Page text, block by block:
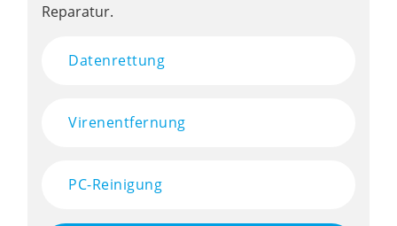
Reparatur.
Datenrettung
Virenentfernung
PC-Reinigung